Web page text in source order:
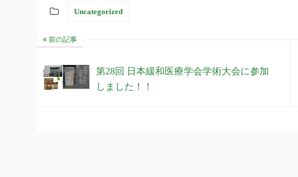
Uncategorized
前の記事
第28回 日本緩和医療学会学術大会に参加
しました！！